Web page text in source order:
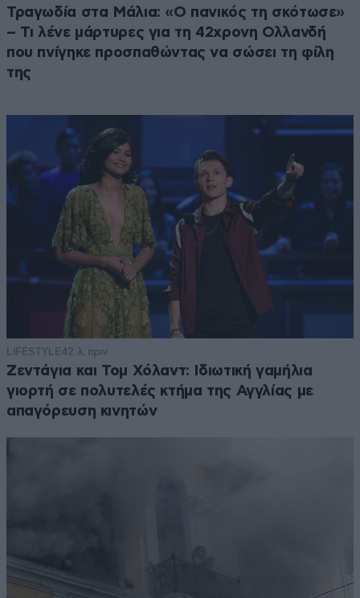
Τραγωδία στα Μάλια: «Ο πανικός τη σκότωσε»
– Τι λένε μάρτυρες για τη 42χρονη Ολλανδή
που πνίγηκε προσπαθώντας να σώσει τη φίλη
της
LIFESTYLE42 λ. πριν
Ζεντάγια και Τομ Χόλαντ: Ιδιωτική γαμήλια
γιορτή σε πολυτελές κτήμα της Αγγλίας με
απαγόρευση κινητών